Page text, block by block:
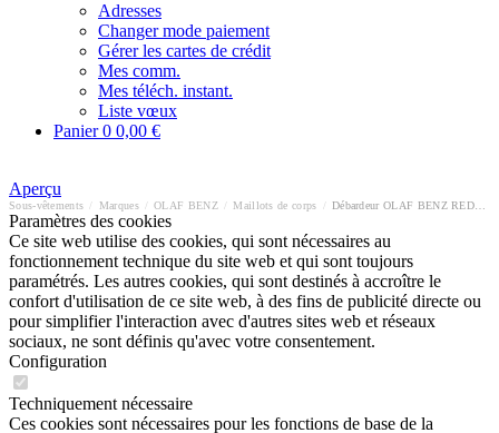
Adresses
Changer mode paiement
Gérer les cartes de crédit
Mes comm.
Mes téléch. instant.
Liste vœux
Panier0 0,00 €
Aperçu
Sous-vêtements Marques OLAF BENZ Maillots de corps
Paramètres des cookies
Ce site web utilise des cookies, qui sont nécessaires au
fonctionnement technique du site web et qui sont toujours
paramétrés. Les autres cookies, qui sont destinés à accroître le
confort d'utilisation de ce site web, à des fins de publicité directe ou
pour simplifier l'interaction avec d'autres sites web et réseaux
sociaux, ne sont définis qu'avec votre consentement.
Configuration
Techniquement nécessaire
Ces cookies sont nécessaires pour les fonctions de base de la